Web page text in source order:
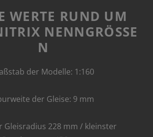
WERTE RUND UM
NENNGRÖSSE
N
der Modelle: 1:160
der Gleise: 9 mm
Gleisradius 228 mm / kleinster